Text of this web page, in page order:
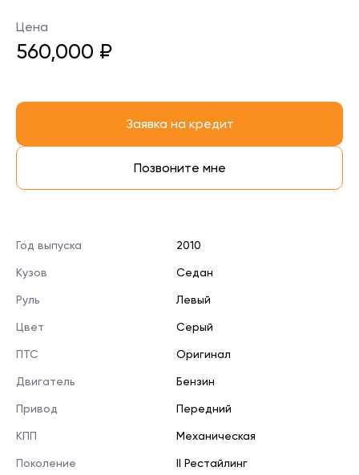
Цена
560,000 ₽
Год выпуска 2010
Кузов Седан
Руль Левый
Цвет Серый
ПТС Оригинал
Двигатель Бензин
Привод Передний
КПП Механическая
Поколение II Рестайлинг
Заявка на кредит
Позвоните мне